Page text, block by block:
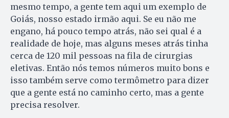
mesmo tempo, a gente tem aqui um exemplo de
Goiás, nosso estado irmão aqui. Se eu não me
engano, há pouco tempo atrás, não sei qual é a
realidade de hoje, mas alguns meses atrás tinha
cerca de 120 mil pessoas na fila de cirurgias
eletivas. Então nós temos números muito bons e
isso também serve como termômetro para dizer
que a gente está no caminho certo, mas a gente
precisa resolver.